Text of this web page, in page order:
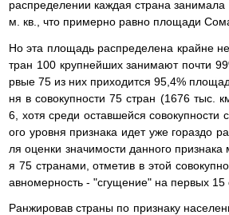
распределении каждая страна
м. кв., что примерно равно площади
Но эта площадь распределена крайне
тран 100 крупнейших занимают почти
рвые 75 из них приходится 95,4%
ня в совокупности 75 стран (1676 тыс.
6, хотя среди оставшейся совокупности
ого уровня признака идет уже гораздо
ля оценки значимости данного
я 75 странами, отметив в этой
авномерность - "сгущение" на первых 15
Ранжировав страны по признаку